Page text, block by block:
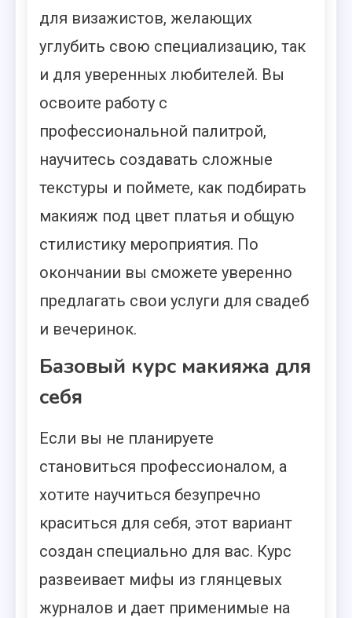
для визажистов, желающих
углубить свою специализацию, так
и для уверенных любителей. Вы
освоите работу с
профессиональной палитрой,
научитесь создавать сложные
текстуры и поймете, как подбирать
макияж под цвет платья и общую
стилистику мероприятия. По
окончании вы сможете уверенно
предлагать свои услуги для свадеб
и вечеринок.
Базовый курс макияжа для
себя
Если вы не планируете
становиться профессионалом, а
хотите научиться безупречно
краситься для себя, этот вариант
создан специально для вас. Курс
развеивает мифы из глянцевых
журналов и дает применимые на